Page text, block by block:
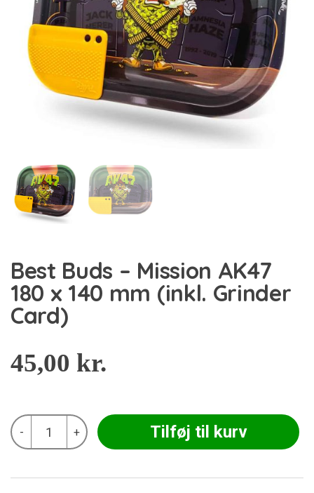
Best Buds – Mission AK47
180 x 140 mm (inkl. Grinder
Card)
45,00 kr.
-
Best
Buds
-
+ Tilføj til kurv